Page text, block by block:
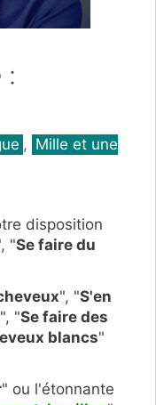
:
, Mille et une
disposition
"Se faire du
", "S'en
", "Se faire des
blancs"
" ou l'étonnante